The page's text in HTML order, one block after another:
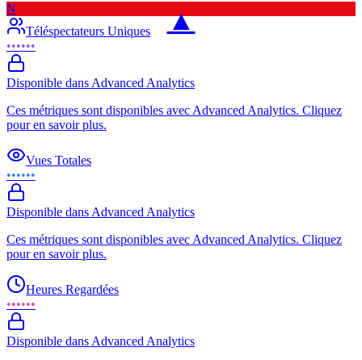
▲
N
Téléspectateurs Uniques
••••••
Disponible dans Advanced Analytics
Ces métriques sont disponibles avec Advanced Analytics. Cliquez
pour en savoir plus.
Vues Totales
••••••
Disponible dans Advanced Analytics
Ces métriques sont disponibles avec Advanced Analytics. Cliquez
pour en savoir plus.
Heures Regardées
••••••
Disponible dans Advanced Analytics